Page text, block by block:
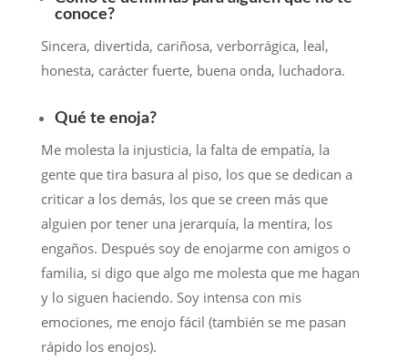
conoce?
Sincera, divertida, cariñosa, verborrágica, leal,
honesta, carácter fuerte, buena onda, luchadora.
Qué te enoja?
Me molesta la injusticia, la falta de empatía, la
gente que tira basura al piso, los que se dedican a
criticar a los demás, los que se creen más que
alguien por tener una jerarquía, la mentira, los
engaños. Después soy de enojarme con amigos o
familia, si digo que algo me molesta que me hagan
y lo siguen haciendo. Soy intensa con mis
emociones, me enojo fácil (también se me pasan
rápido los enojos).